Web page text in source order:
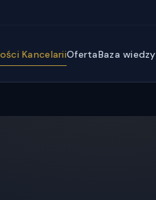
KancelariiOfertaBaza wiedzy